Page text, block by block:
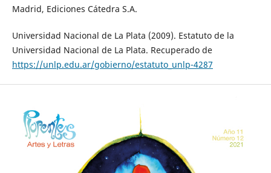
Madrid, Ediciones Cátedra S.A.
Universidad Nacional de La Plata (2009). Estatuto de la
Universidad Nacional de La Plata. Recuperado de
https://unlp.edu.ar/gobierno/estatuto_unlp-4287